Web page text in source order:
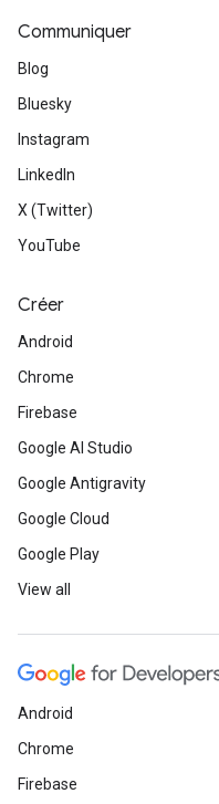
Communiquer
Blog
Bluesky
Instagram
LinkedIn
X (Twitter)
YouTube
Créer
Android
Chrome
Firebase
Google AI Studio
Google Antigravity
Google Cloud
Google Play
View all
Android
Chrome
Firebase